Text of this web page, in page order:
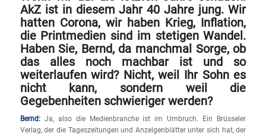
AkZ ist in diesem Jahr 40 Jahre jung. Wir
hatten Corona, wir haben Krieg, Inflation,
die Printmedien sind im stetigen Wandel.
Haben Sie, Bernd, da manchmal Sorge, ob
das alles noch machbar ist und so
weiterlaufen wird? Nicht, weil Ihr Sohn es
nicht kann, sondern weil die
Gegebenheiten schwieriger werden?
Bernd: Ja, also die Medienbranche ist im Umbruch. Ein Brüsseler
Verlag, der die Tageszeitungen und Anzeigenblätter unter sich hat, der